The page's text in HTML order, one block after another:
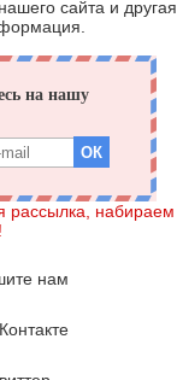
сайта и другая
рассылка, набираем
нам